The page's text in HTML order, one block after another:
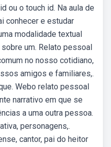
ou o touch id. Na aula de
conhecer e estudar
modalidade textual
um. Relato pessoal
no nosso cotidiano,
amigos e familiares,.
Webo relato pessoal
narrativo em que se
a uma outra pessoa.
personagens,.
cantor, pai do heitor